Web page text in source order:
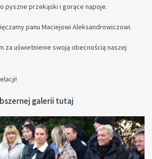
pyszne przekąski i gorące napoje.
panu Maciejowi Aleksandrowiczowi.
za uświetnienie swoją obecnością naszej
galerii tutaj